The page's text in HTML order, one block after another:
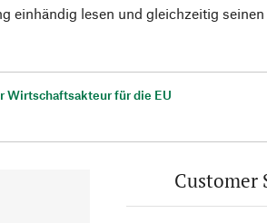
einhändig lesen und gleichzeitig
Wirtschaftsakteur für die EU
Customer